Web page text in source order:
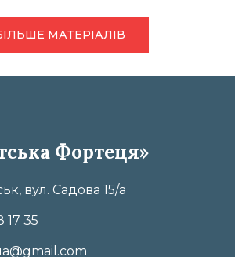
МАТЕРІАЛІВ
Фортеця»
вул. Садова 15/а
17 35